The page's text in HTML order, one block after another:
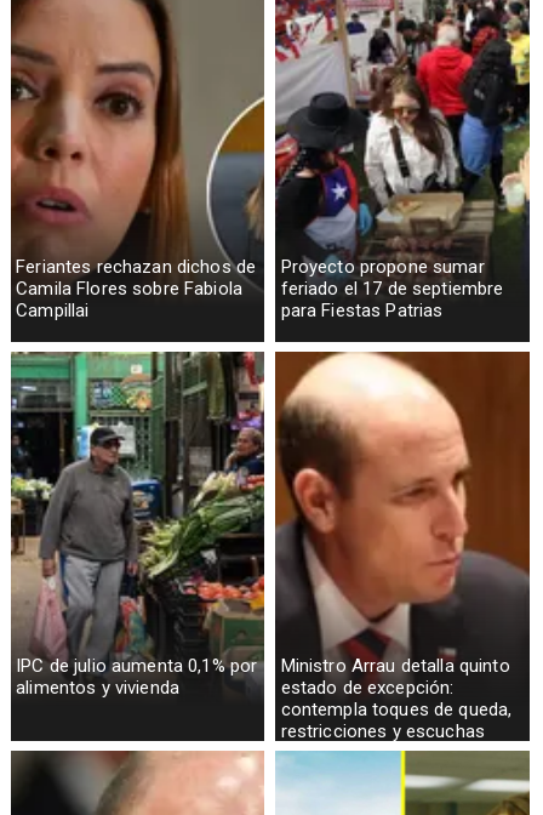
Feriantes rechazan dichos de
Camila Flores sobre Fabiola
Campillai
Proyecto propone sumar
feriado el 17 de septiembre
para Fiestas Patrias
IPC de julio aumenta 0,1% por
alimentos y vivienda
Ministro Arrau detalla quinto
estado de excepción:
contempla toques de queda,
restricciones y escuchas
telefónicas en zonas críticas